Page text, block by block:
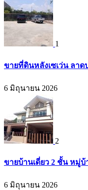
1
ขายที่ดินหลังเซเว่น ลาด
6 มิถุนายน 2026
2
ขายบ้านเดี่ยว 2 ชั้น หมู่บ้
6 มิถุนายน 2026